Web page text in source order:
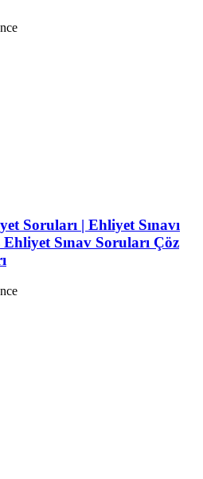
Soruları | Ehliyet Sınavı
Ehliyet Sınav Soruları Çöz